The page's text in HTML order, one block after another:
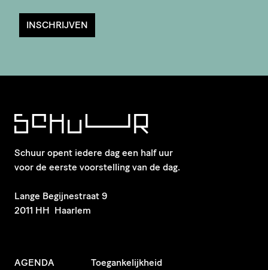
INSCHRIJVEN
Schuur opent iedere dag een half uur
voor de eerste voorstelling van de dag.
​Lange Begijnestraat 9
2011 HH Haarlem
AGENDA
Toegankelijkheid